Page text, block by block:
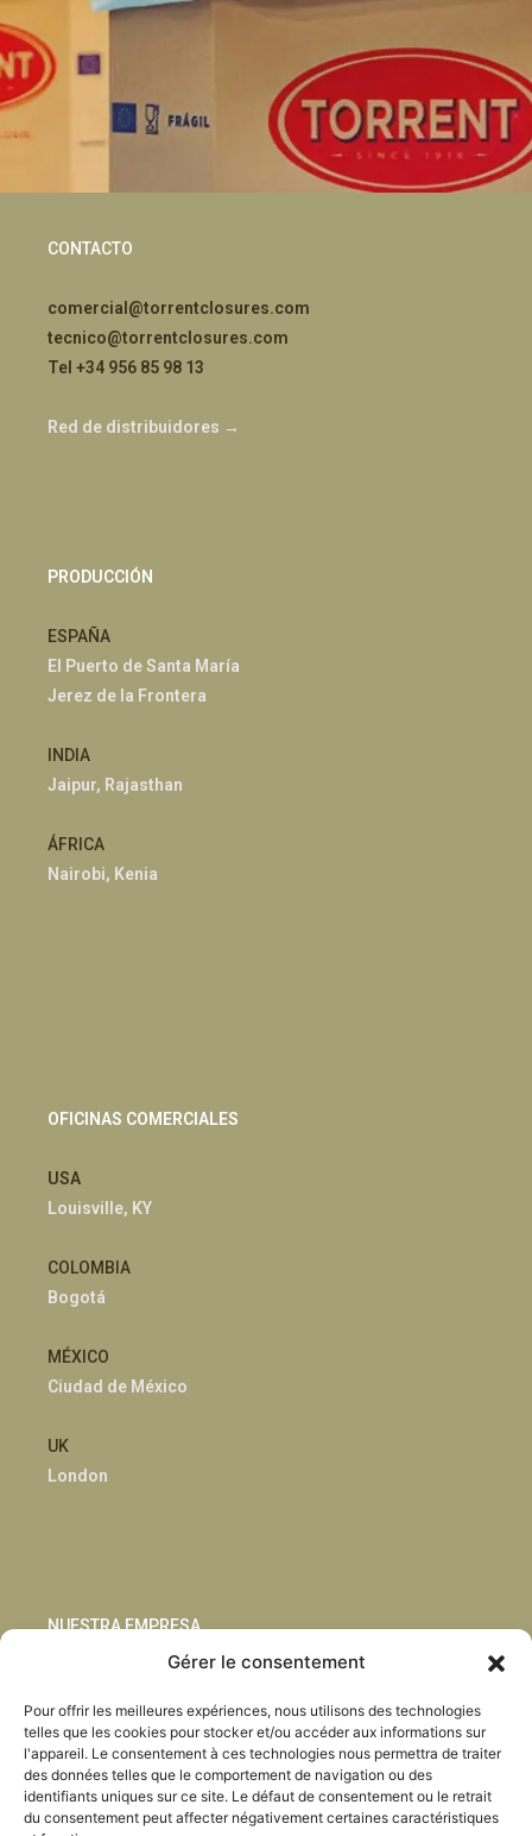
Gérer le consentement
Pour offrir les meilleures expériences, nous utilisons des technologies
telles que les cookies pour stocker et/ou accéder aux informations sur
l'appareil. Le consentement à ces technologies nous permettra de traiter
des données telles que le comportement de navigation ou des
identifiants uniques sur ce site. Le défaut de consentement ou le retrait
du consentement peut affecter négativement certaines caractéristiques
CONTACTO
comercial@torrentclosures.com
tecnico@torrentclosures.com
Tel +34 956 85 98 13
Red de distribuidores →
PRODUCCIÓN
ESPAÑA
El Puerto de Santa María
Jerez de la Frontera
INDIA
Jaipur, Rajasthan
ÁFRICA
Nairobi, Kenia
OFICINAS COMERCIALES
USA
Louisville, KY
COLOMBIA
Bogotá
MÉXICO
Ciudad de México
UK
London
NUESTRA EMPRESA
Innovación
Blog
Habla con nosotros